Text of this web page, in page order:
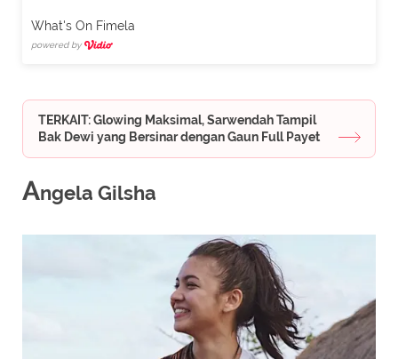
What's On Fimela
powered by
TERKAIT: Glowing Maksimal, Sarwendah Tampil
Bak Dewi yang Bersinar dengan Gaun Full Payet
Angela Gilsha